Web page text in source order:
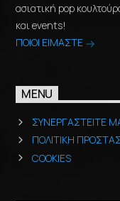
ασιατική pop
και events!
ΠΟΙΟΙ ΕΙΜΑΣΤΕ
MENU
ΣΥΝΕΡΓΑΣΤΕΙΤΕ
ΠΟΛΙΤΙΚΗ
COOKIES